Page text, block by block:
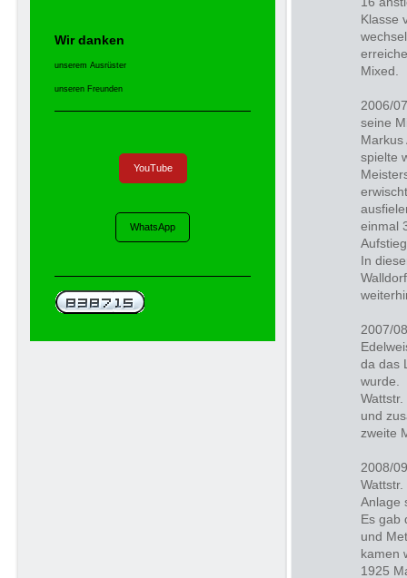
Klasse
Mixed.
2006/
seine
spielte
einmal
In
2007/
da das
wurde.
und
zweite
2008/
Anlage
Es gab
und
kamen
1925
Wir danken
unserem Ausrüster
unseren Freunden
YouTube
WhatsApp